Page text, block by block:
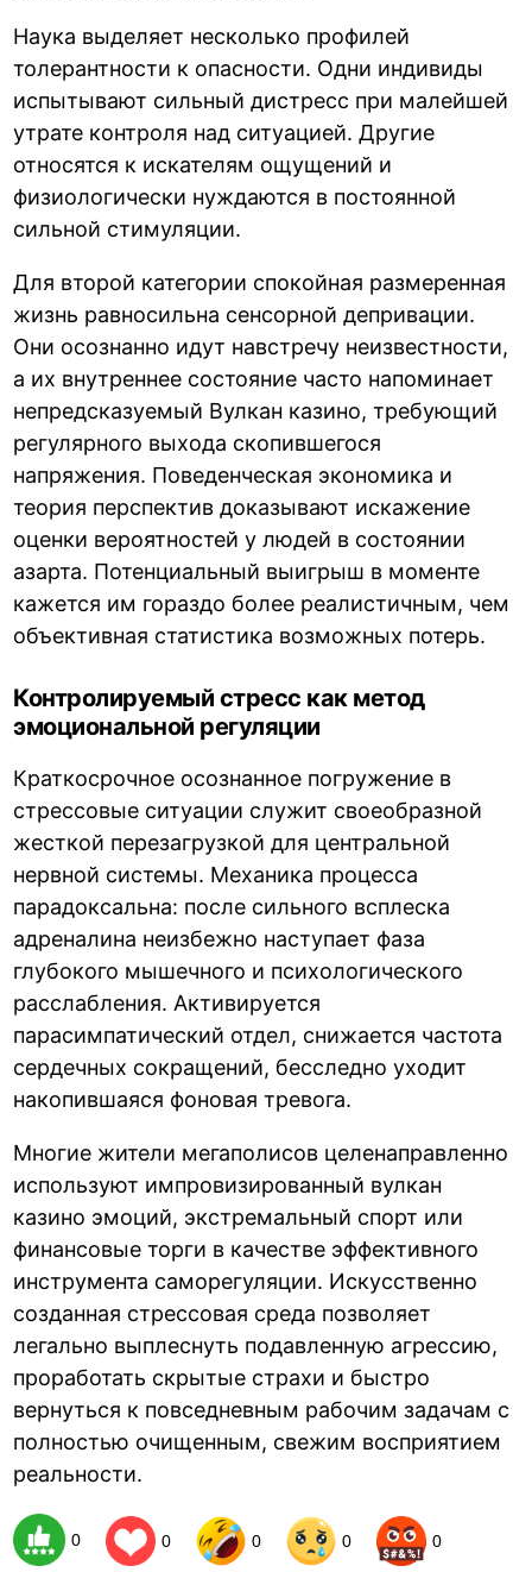
Наука выделяет несколько профилей
толерантности к опасности. Одни индивиды
испытывают сильный дистресс при малейшей
утрате контроля над ситуацией. Другие
относятся к искателям ощущений и
физиологически нуждаются в постоянной
сильной стимуляции.
Для второй категории спокойная размеренная
жизнь равносильна сенсорной депривации.
Они осознанно идут навстречу неизвестности,
а их внутреннее состояние часто напоминает
непредсказуемый Вулкан казино, требующий
регулярного выхода скопившегося
напряжения. Поведенческая экономика и
теория перспектив доказывают искажение
оценки вероятностей у людей в состоянии
азарта. Потенциальный выигрыш в моменте
кажется им гораздо более реалистичным, чем
объективная статистика возможных потерь.
Контролируемый стресс как метод
эмоциональной регуляции
Краткосрочное осознанное погружение в
стрессовые ситуации служит своеобразной
жесткой перезагрузкой для центральной
нервной системы. Механика процесса
парадоксальна: после сильного всплеска
адреналина неизбежно наступает фаза
глубокого мышечного и психологического
расслабления. Активируется
парасимпатический отдел, снижается частота
сердечных сокращений, бесследно уходит
накопившаяся фоновая тревога.
Многие жители мегаполисов целенаправленно
используют импровизированный вулкан
казино эмоций, экстремальный спорт или
финансовые торги в качестве эффективного
инструмента саморегуляции. Искусственно
созданная стрессовая среда позволяет
легально выплеснуть подавленную агрессию,
проработать скрытые страхи и быстро
вернуться к повседневным рабочим задачам с
полностью очищенным, свежим восприятием
реальности.
0 0 0 0 0